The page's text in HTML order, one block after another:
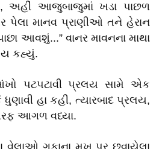
અહીં આજુબાજુમાં ખડા પાછળ
પેલા માનવ પ્રાણીઓ તને હેરાન
આવશું...” વાનર માવનના માથા
કહ્યું.
પટપટાવી પ્રલય સામે એક
હા કહી, ત્યારબાદ પ્રલય,
આગળ વધ્યા.
વેલાઓ ગુફાના મુખ પર છવાયેલા